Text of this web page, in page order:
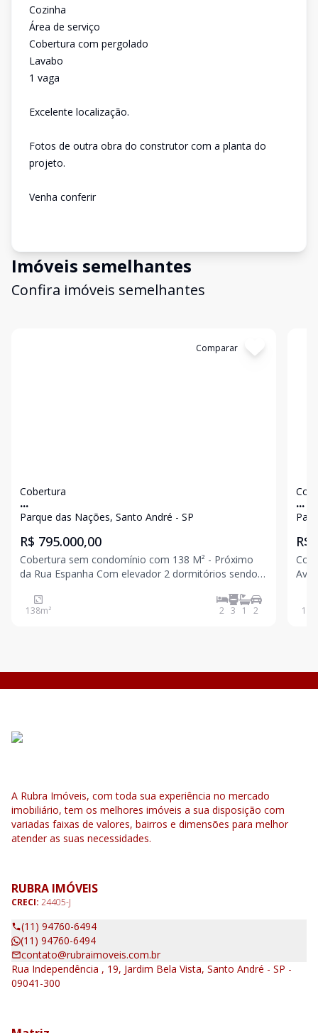
Cozinha
Área de serviço
Cobertura com pergolado
Lavabo
1 vaga
Excelente localização.
Fotos de outra obra do construtor com a planta do
projeto.
Venha conferir
Imóveis semelhantes
Confira imóveis semelhantes
Comparar
Cobertura
...
Parque das Nações, Santo André - SP
R$ 795.000,00
Cobertura sem condomínio com 138 M² - Próximo
da Rua Espanha Com elevador 2 dormitórios sendo 1
para cobertura Parcialmente coberta Espaço
gourmet Lavabo Área de serviço 2 vagas Excelent
138m² 2 3 1 2
...
R$
Av
106
A Rubra Imóveis, com toda sua experiência no mercado
imobiliário, tem os melhores imóveis a sua disposição com
variadas faixas de valores, bairros e dimensões para melhor
atender as suas necessidades.
RUBRA IMÓVEIS
CRECI: 24405-J
(11) 94760-6494
(11) 94760-6494
contato@rubraimoveis.com.br
Rua Independência , 19, Jardim Bela Vista, Santo André - SP -
09041-300